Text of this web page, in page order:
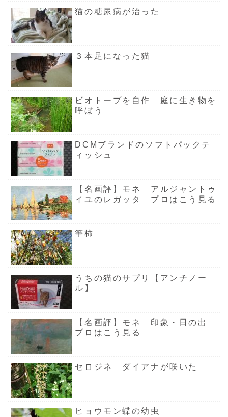
猫の糖尿病が治った
３本足になった猫
ビオトープを自作 庭に生き物を
呼ぼう
DCMブランドのソフトパックテ
ィッシュ
【名画評】モネ アルジャントゥ
イユのレガッタ プロはこう見る
筆柿
うちの猫のサプリ【アンチノー
ル】
【名画評】モネ 印象・日の出
プロはこう見る
セロジネ ダイアナが咲いた
ヒョウモン蝶の幼虫